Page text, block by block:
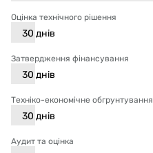
Оцінка технічного рішення
30 днів
Затвердження фінансування
30 днів
Техніко-економічне обгрунтування
30 днів
Аудит та оцінка